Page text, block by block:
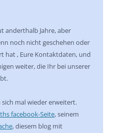
anderthalb Jahre, aber
noch nicht geschehen oder
hat , Eure Kontaktdaten, und
weiter, die Ihr bei unserer
mal wieder erweitert.
facebook-Seite, seinem
, diesem blog mit